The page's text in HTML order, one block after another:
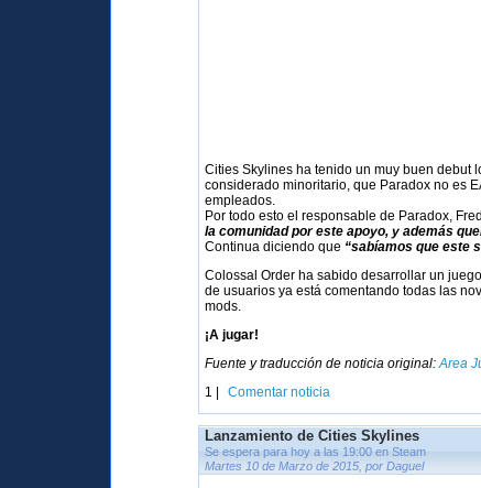
Cities Skylines ha tenido un muy buen debut
considerado minoritario, que Paradox no es
empleados.
Por todo esto el responsable de Paradox,
la comunidad por este apoyo, y además
Continua diciendo que “sabíamos que este
Colossal Order ha sabido desarrollar un
de usuarios ya está comentando todas las
mods.
¡A jugar!
Fuente y traducción de noticia original:Area
1 |
Comentar noticia
Lanzamiento de Cities Skylines
Se espera para hoy a las 19:00 en Steam
Martes 10 de Marzo de 2015, por Daguel